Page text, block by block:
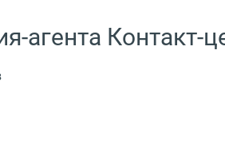
Контакт-